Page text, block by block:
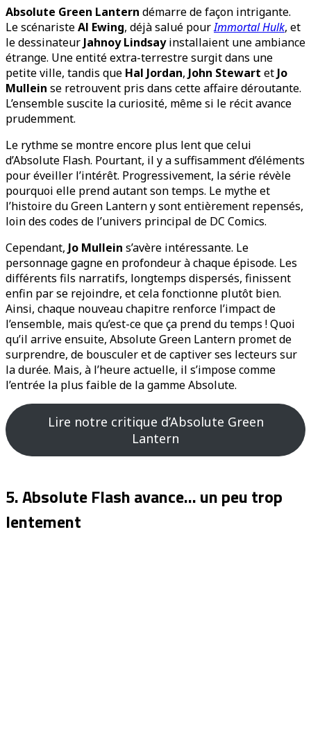
Absolute Green Lantern démarre de façon intrigante.
Le scénaristeAl Ewing, déjà salué pourImmortal Hulk, et
le dessinateurJahnoy Lindsayinstallaient une ambiance
étrange. Une entité extra-terrestre surgit dans une
petite ville, tandis que Hal Jordan, John Stewart etJo
Mullein se retrouvent pris dans cette affaire déroutante.
L’ensemble suscite la curiosité, même si le récit avance
prudemment.
Le rythme se montre encore plus lent que celui
d’Absolute Flash. Pourtant, il y a suffisamment d’éléments
pour éveiller l’intérêt. Progressivement, la série révèle
pourquoi elle prend autant son temps. Le mythe et
l’histoire du Green Lantern y sont entièrement repensés,
loin des codes de l’univers principal de DC Comics.
Cependant, Jo Mullein s’avère intéressante. Le
personnage gagne en profondeur à chaque épisode. Les
différents fils narratifs, longtemps dispersés, finissent
enfin par se rejoindre, et cela fonctionne plutôt bien.
Ainsi, chaque nouveau chapitre renforce l’impact de
l’ensemble, mais qu’est-ce que ça prend du temps ! Quoi
qu’il arrive ensuite, Absolute Green Lantern promet de
surprendre, de bousculer et de captiver ses lecteurs sur
la durée. Mais, à l’heure actuelle, il s’impose comme
l’entrée la plus faible de la gamme Absolute.
Lire notre critique d’Absolute Green
Lantern
5. Absolute Flash avance… un peu trop
lentement